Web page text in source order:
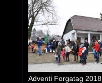
Adventi Forgatag 2018.